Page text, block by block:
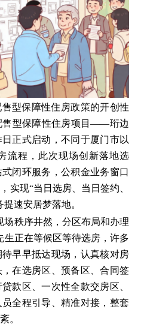
型保障性住房政策的开创性
售型保障性住房项目——珩边
正式启动，不同于厦门市以
流程，此次现场创新落地选
闭环服务，公积金业务窗口
实现“当日选房、当日签约、
速安居梦落地。
场秩序井然，分区布局和办理
生正在等候区等待选房，许多
早早抵达现场，认真核对房
在选房区、预备区、合同签
款区、一次性全款交房区、
全程引导、精准对接，整套
。